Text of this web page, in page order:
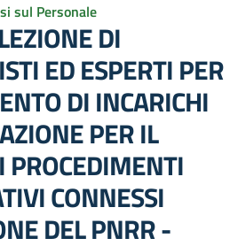
sul Personale
DI
ED ESPERTI PER
DI INCARICHI
PER IL
PROCEDIMENTI
CONNESSI
DEL PNRR -